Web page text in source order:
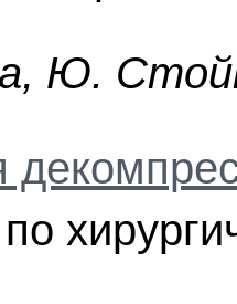
Ю.